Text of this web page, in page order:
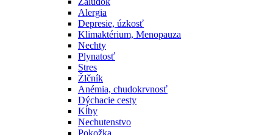
Alergia
Depresie, úzkosť
Klimaktérium, Menopauza
Nechty
Plynatosť
Stres
Žlčník
Anémia, chudokrvnosť
Dýchacie cesty
Kĺby
Nechutenstvo
Pokožka